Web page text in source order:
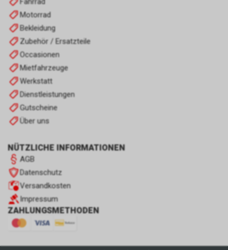
Motorrad
Bekleidung
Zubehör / Ersatzteile
Occasionen
Mietfahrzeuge
Werkstatt
Dienstleistungen
Gutscheine
Über uns
NÜTZLICHE INFORMATIONEN
AGB
Datenschutz
Versandkosten
Impressum
ZAHLUNGSMETHODEN